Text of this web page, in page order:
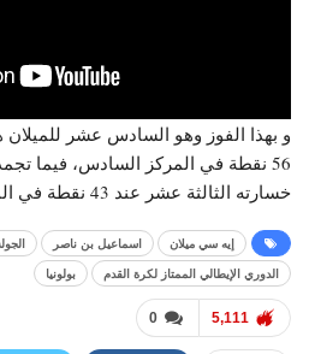
و بهذا الفوز وهو السادس عشر
56 نقطة في المركز السادس، فيما
خسارته الثالثة عشر عند 43 نقطة في المركز العاشر مؤقتا.
إيه سي ميلان اسماعيل بن ناصر
الجولة
الدوري الإيطالي الممتاز لكرة القدم
بولونيا
0 5,111